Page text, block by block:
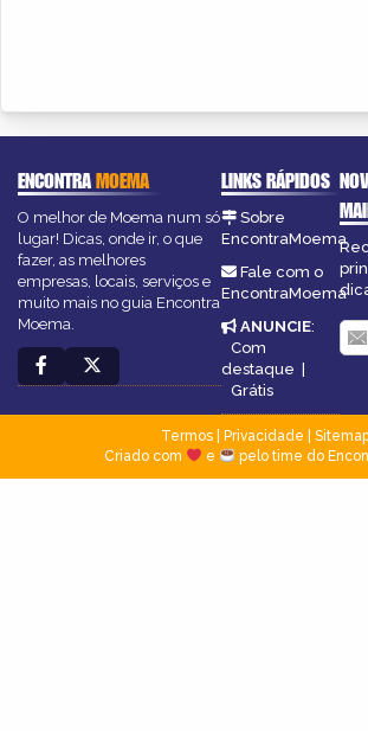
ENCONTRAMOEMA
O melhor de Moema num só
lugar! Dicas, onde ir, o que
fazer, as melhores
empresas, locais, serviços e
muito mais no guia Encontra
Moema.
LINKS RÁPIDOS
Sobre
EncontraMoema
Fale com o
EncontraMoema
ANUNCIE:
Com
destaque |
Grátis
Termos| Privacidade
Criado com
e pelo time do